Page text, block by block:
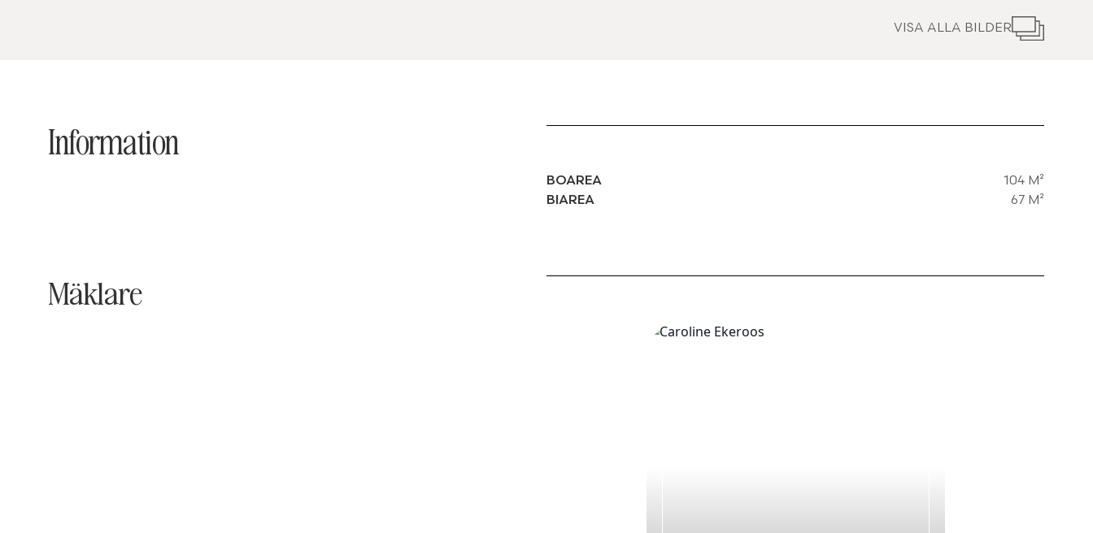
VISA ALLA BILDER
Information
BOAREA
104 M²
BIAREA
67 M²
Mäklare